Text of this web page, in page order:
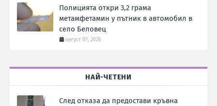
Полицията откри 3,2 грама
метамфетамин у пътник в автомобил в
село Беловец
август 07, 2026
НАЙ-ЧЕТЕНИ
След отказа да предостави кръвна